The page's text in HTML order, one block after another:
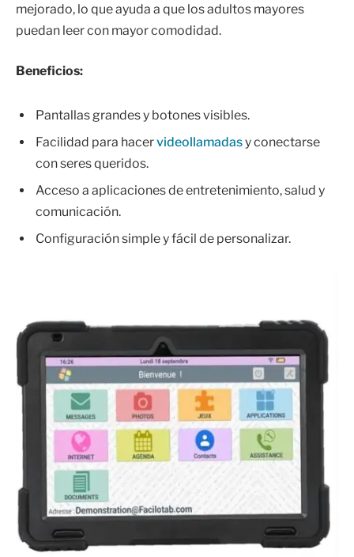
mejorado, lo que ayuda a que los adultos mayores
puedan leer con mayor comodidad.
Beneficios:
Pantallas grandes y botones visibles.
Facilidad para hacervideollamadasy conectarse
con seres queridos.
Acceso a aplicaciones de entretenimiento, salud y
comunicación.
Configuración simple y fácil de personalizar.